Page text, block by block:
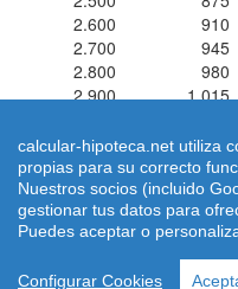
2.600
910
2.700
945
2.800
980
2.900
1.015
Simuladores de hipotecas
Calcular letra de hipoteca|
|
calcular-hipoteca.net utiliza
propias para su correcto
Nuestros socios (incluido
gestionar tus datos para
Puedes aceptar o
Configurar Cookies